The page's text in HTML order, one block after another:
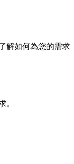
解如何為您的需求
。